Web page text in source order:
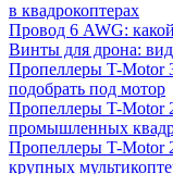
в квадрокоптерах
Провод 6 AWG:
Винты для дрона:
Пропеллеры T-Motor
подобрать под мотор
Пропеллеры T-
промышленных
Пропеллеры T-Motor
крупных